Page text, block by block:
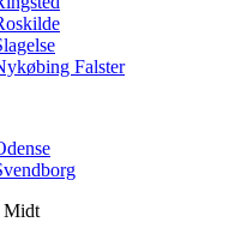
Falster
Midt